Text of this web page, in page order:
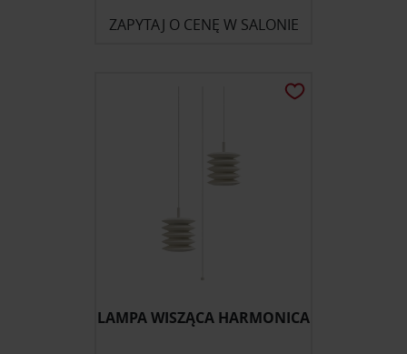
ZAPYTAJ O CENĘ W SALONIE
LAMPA WISZĄCA HARMONICA